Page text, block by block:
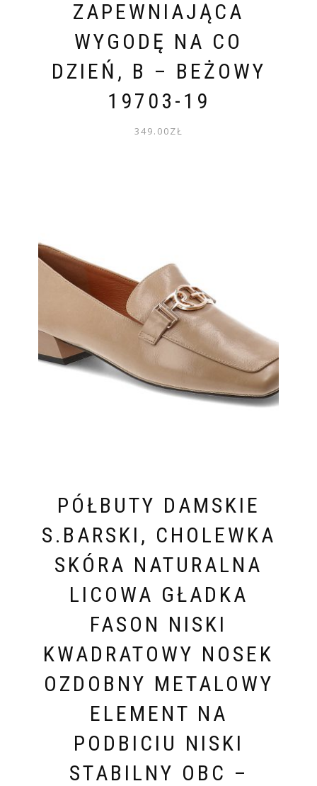
ZAPEWNIAJĄCA
WYGODĘ NA CO
DZIEŃ, B – BEŻOWY
19703-19
349.00ZŁ
PÓŁBUTY DAMSKIE
S.BARSKI, CHOLEWKA
SKÓRA NATURALNA
LICOWA GŁADKA
FASON NISKI
KWADRATOWY NOSEK
OZDOBNY METALOWY
ELEMENT NA
PODBICIU NISKI
STABILNY OBC –